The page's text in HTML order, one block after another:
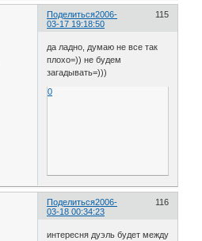
Поделиться 115
2006-
03-17 19:18:50
да ладно, думаю не все так
плохо=)) не будем
загадывать=)))
0
Поделиться 116
2006-
03-18 00:34:23
интересня дуэль будет между